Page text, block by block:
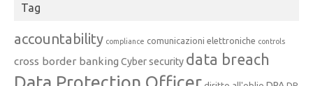
Tag
accountability compliance comunicazioni elettroniche controls
cross border banking Cyber security data breach
Data Protection Officer